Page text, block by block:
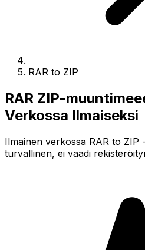
RAR to ZIP
RAR ZIP-
Verkossa Ilmaiseksi
Ilmainen verkossa RAR to ZIP
turvallinen, ei vaadi